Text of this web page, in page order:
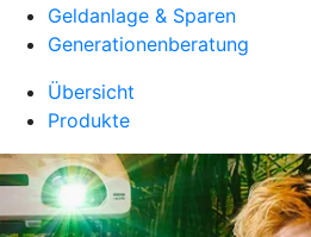
Geldanlage & Sparen
Generationenberatung
Übersicht
Produkte